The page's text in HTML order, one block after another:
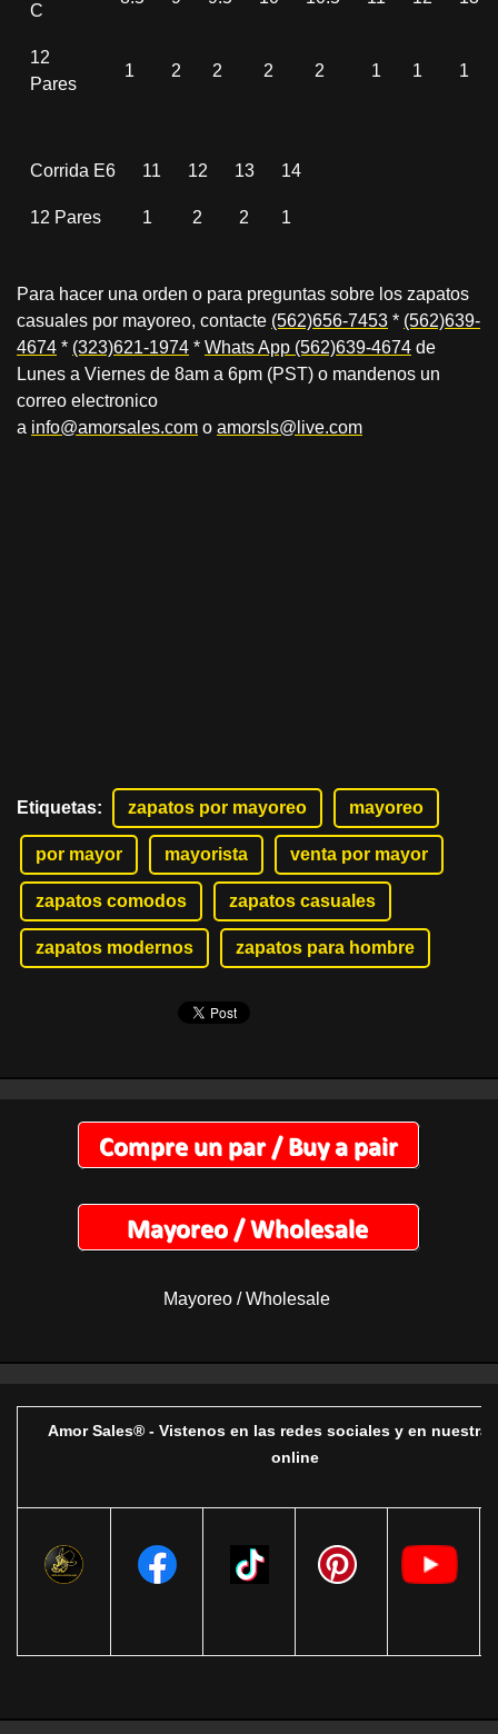
C
12
Pares
1 2 2 2 2 1 1 1
Corrida E6 11 12 13 14
12 Pares 1 2 2 1
Para hacer una orden o para preguntas sobre los zapatos
casuales por mayoreo, contacte (562)656-7453 * (562)639-
4674 * (323)621-1974 * Whats App (562)639-4674 de
Lunes a Viernes de 8am a 6pm (PST) o mandenos un
correo electronico
a info@amorsales.com o amorsls@live.com
Etiquetas: zapatos por mayoreo mayoreo
por mayor mayorista venta por mayor
zapatos comodos zapatos casuales
zapatos modernos zapatos para hombre
Mayoreo / Wholesale
Amor Sales® - Vistenos en las redes sociales y en nuestra
online